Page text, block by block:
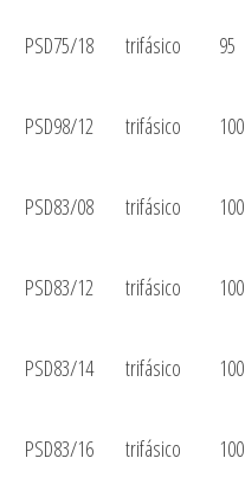
PSD75/18 trifásico 95
PSD98/12 trifásico 100
PSD83/08 trifásico 100
PSD83/12 trifásico 100
PSD83/14 trifásico 100
PSD83/16 trifásico 100